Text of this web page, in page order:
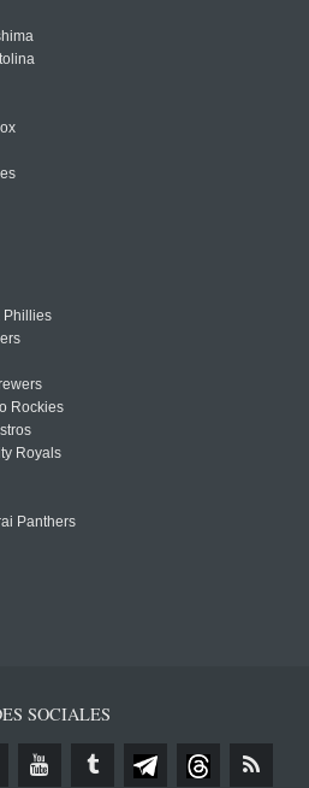
Phillies
Rockies
Royals
Panthers
SOCIALES